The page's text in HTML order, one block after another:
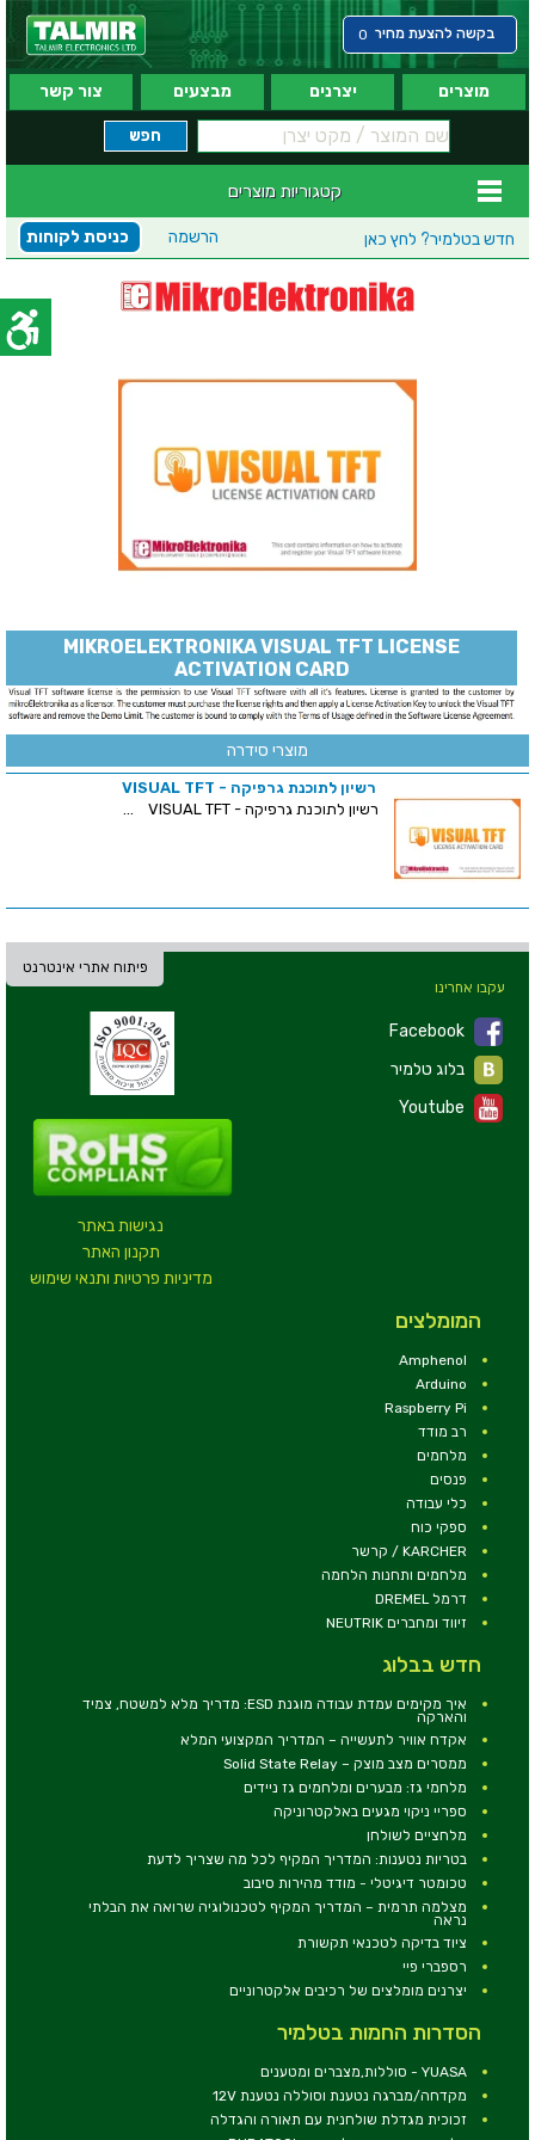
בקשה להצעת מחיר 0
מוצרים יצרנים מבצעים צור קשר
קטגוריות מוצרים
חדש בטלמיר? לחץ כאן כניסת לקוחות הרשמה
MIKROELEKTRONIKA VISUAL TFT LICENSE
ACTIVATION CARD
מוצרי סידרה
רשיון לתוכנת גרפיקה - VISUAL TFT
רשיון לתוכנת גרפיקה - VISUAL TFT ...
פיתוח אתרי אינטרנט
נגישות באתר
תקנון האתר
מדיניות פרטיות ותנאי שימוש
עקבו אחרינו
Facebook
Youtube
המומלצים
Amphenol
Arduino
Raspberry Pi
רב מודד
מלחמים
פנסים
כלי עבודה
ספקי כוח
KARCHER / קרשר
מלחמים ותחנות הלחמה
דרמל DREMEL
זיווד ומחברים NEUTRIK
חדש בבלוג
איך מקימים עמדת עבודה מוגנת ESD: מדריך מלא למשטח, צמיד
והארקה
אקדח אוויר לתעשייה – המדריך המקצועי המלא
ממסרים מצב מוצק – Solid State Relay
מלחמי גז: מבערים ומלחמים גז ניידים
ספריי ניקוי מגעים באלקטרוניקה
מלחציים לשולחן
בטריות נטענות: המדריך המקיף לכל מה שצריך לדעת
טכומטר דיגיטלי - מודד מהירות סיבוב
מצלמה תרמית – המדריך המקיף לטכנולוגיה שרואה את הבלתי
נראה
ציוד בדיקה לטכנאי תקשורת
רספברי פיי
יצרנים מומלצים של רכיבים אלקטרוניים
הסדרות החמות בטלמיר
YUASA - סוללות,מצברים ומטענים
מקדחה/מברגה נטענת וסוללה נטענת 12V
זכוכית מגדלת שולחנית עם תאורה והגדלה